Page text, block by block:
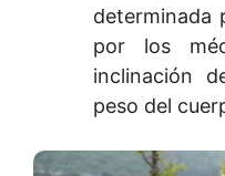
determinada
por los
inclinación
peso del